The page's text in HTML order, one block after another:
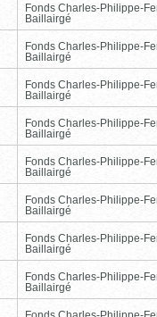
Fonds Charles-Philippe-
Baillairgé
Fonds Charles-Philippe-
Baillairgé
Fonds Charles-Philippe-
Baillairgé
Fonds Charles-Philippe-
Baillairgé
Fonds Charles-Philippe-
Baillairgé
Fonds Charles-Philippe-
Baillairgé
Fonds Charles-Philippe-
Baillairgé
Fonds Charles-Philippe-
Baillairgé